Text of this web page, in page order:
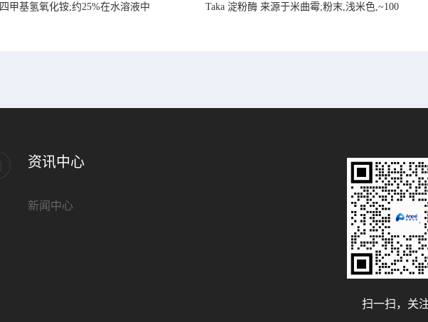
四甲基氢氧化铵;约25%在水溶液中
Taka 淀粉酶 来源于米曲霉;粉末,浅米色,~100
资讯中心
新闻中心
扫一扫，关